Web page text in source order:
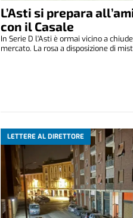
L’Asti si prepara
con il Casale
In Serie D l'Asti è ormai vicino a
mercato. La rosa a disposizione di
LETTERE AL DIRETTORE